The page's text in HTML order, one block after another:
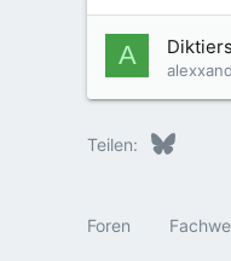
A
Teilen: Bluesky
Foren